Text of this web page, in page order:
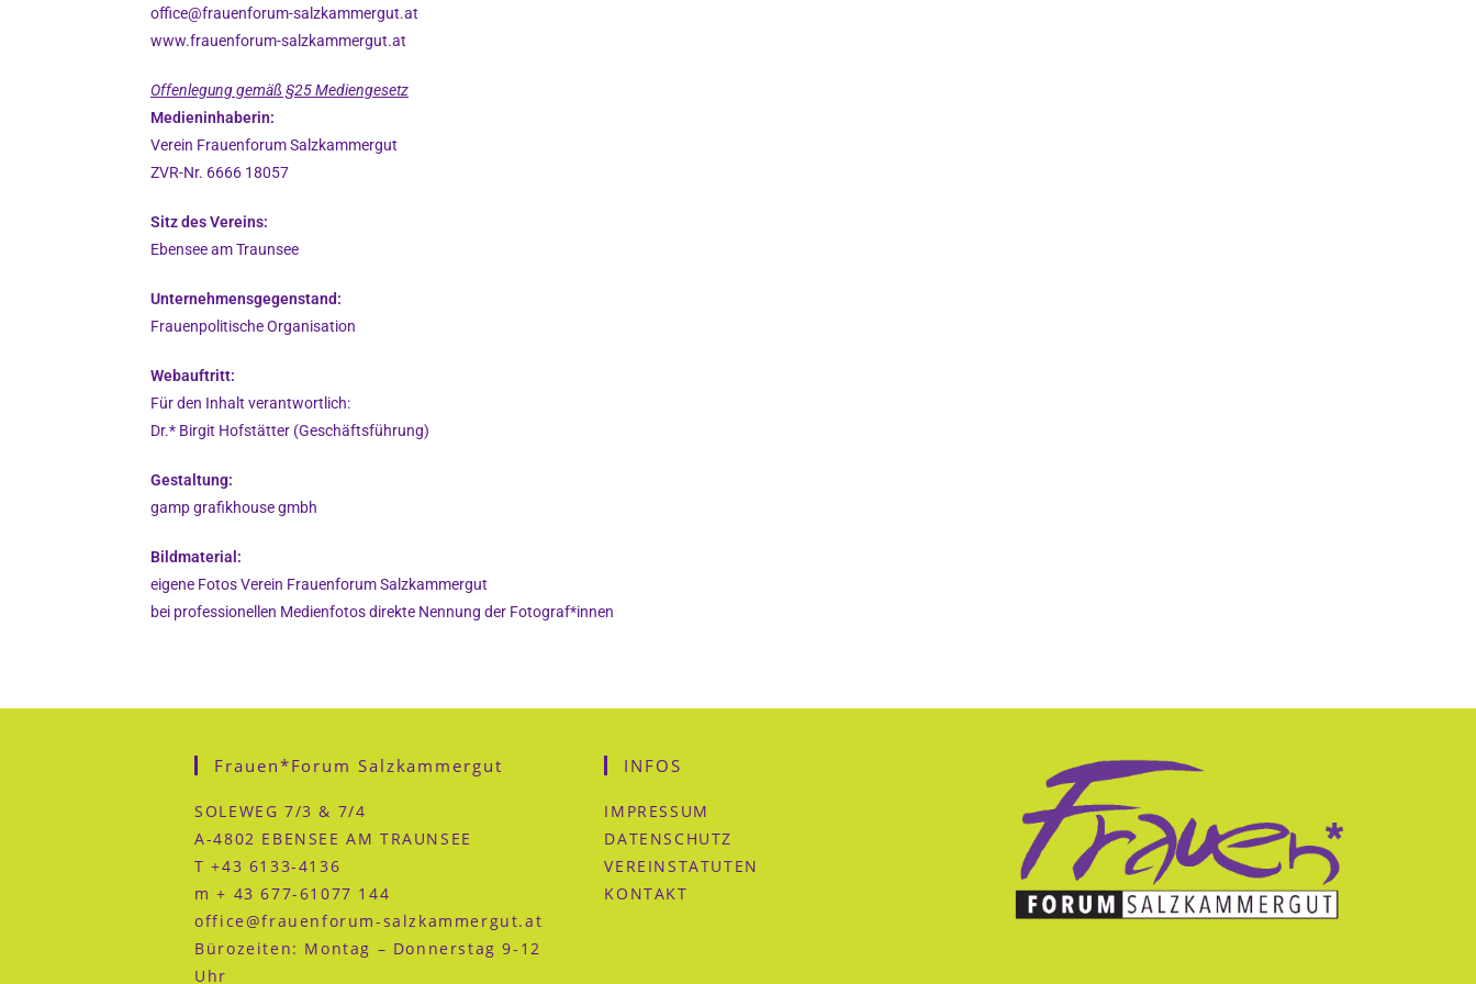
office@frauenforum-salzkammergut.at
www.frauenforum-salzkammergut.at
Offenlegung gemäß §25 Mediengesetz
Medieninhaberin:
Verein Frauenforum Salzkammergut
ZVR-Nr. 6666 18057
Sitz des Vereins:
Ebensee am Traunsee
Unternehmensgegenstand:
Frauenpolitische Organisation
Webauftritt:
Für den Inhalt verantwortlich:
Dr.* Birgit Hofstätter (Geschäftsführung)
Gestaltung:
gamp grafikhouse gmbh
Bildmaterial:
eigene Fotos Verein Frauenforum Salzkammergut
bei professionellen Medienfotos direkte Nennung der Fotograf*innen
Frauen*forum Salzkammergut
SOLEWEG 7/3 & 7/4
A-4802 EBENSEE AM TRAUNSEE
T +43 6133-4136
m + 43 677-61077 144
office@frauenforum-salzkammergut.at
Bürozeiten: Montag – Donnerstag 9-12
Uhr
INFOS
IMPRESSUM
DATENSCHUTZ
VEREINSTATUTEN
KONTAKT